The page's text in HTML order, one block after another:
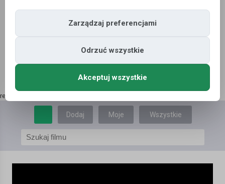
reklama | kup tutaj
Dodaj Moje Wszystkie
Zarządzaj preferencjami
Odrzuć wszystkie
Akceptuj wszystkie